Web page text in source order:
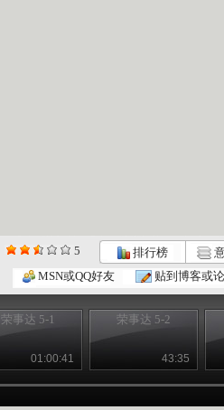
5 排行榜
MSN或QQ好友 贴到博客或
荣事达 5-1
01:00:41
荣事达 5-2
43:35